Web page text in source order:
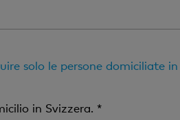
solo le persone domiciliate in
in Svizzera. *